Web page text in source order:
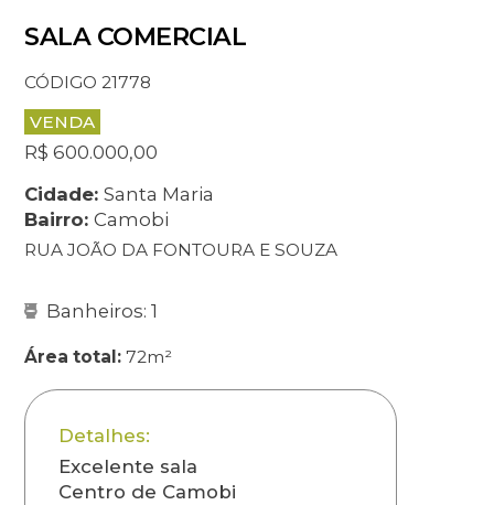
SALA COMERCIAL
CÓDIGO 21778
VENDA
R$ 600.000,00
Cidade:Santa Maria
Bairro:Camobi
RUA JOÃO DA FONTOURA E SOUZA
Banheiros: 1
Área total:72m²
Detalhes:
Excelente sala
Centro de Camobi